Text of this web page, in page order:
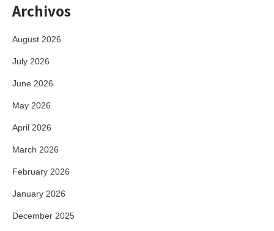
Archivos
August 2026
July 2026
June 2026
May 2026
April 2026
March 2026
February 2026
January 2026
December 2025